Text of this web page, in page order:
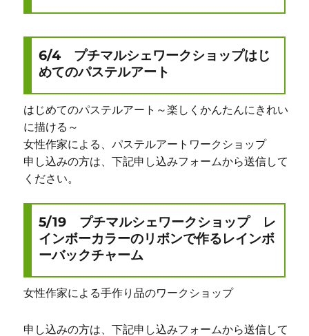
6/4 プチマルシェワークショップはじ
めてのパステルアート
はじめてのパステルアート～楽しくかんたんにきれい
に描ける～
女性作家による、パステルアートワークショップ
申し込みの方は、下記申し込みフォームから送信して
ください。
5/19 プチマルシェワークショップ レ
インボーカラーのリボンで作るレインボ
ーバックチャーム
女性作家による手作り品のワークショップ
申し込みの方は、下記申し込みフォームから送信して